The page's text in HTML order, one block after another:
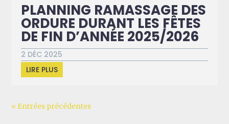
PLANNING RAMASSAGE DES
ORDURE DURANT LES FÊTES
DE FIN D’ANNÉE 2025/2026
2 DÉC 2025
LIRE PLUS
« Entrées précédentes